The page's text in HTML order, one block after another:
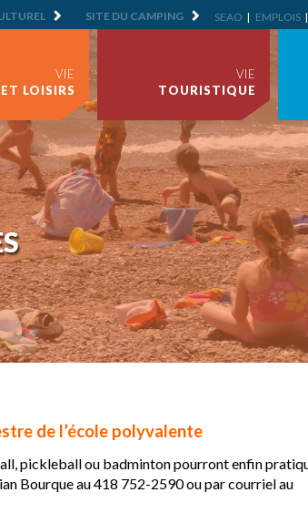
SITE DU CAMPING SEAO EMPLOIS
VIE
LOISIRS
VIE
TOURISTIQUE
de l’école polyvalente
pickleball ou badminton pourront enfin
Bourque au 418 752-2590 ou par courriel au